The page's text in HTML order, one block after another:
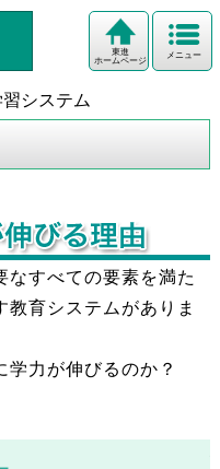
メニュー
東進
ホームページ
システム
なすべての要素を満た
教育システムがありま
学力が伸びるのか？